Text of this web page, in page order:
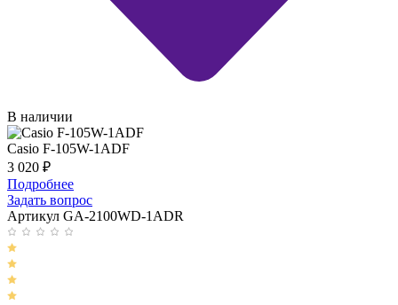
В наличии
Casio F-105W-1ADF
3 020 ₽
Подробнее
Задать вопрос
Артикул GA-2100WD-1ADR